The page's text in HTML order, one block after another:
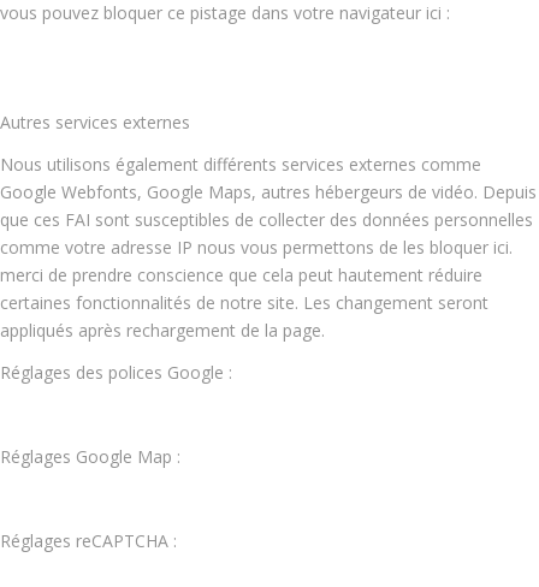
vous pouvez bloquer ce pistage dans votre navigateur ici :
Autres services externes
Nous utilisons également différents services externes comme
Google Webfonts, Google Maps, autres hébergeurs de vidéo. Depuis
que ces FAI sont susceptibles de collecter des données personnelles
comme votre adresse IP nous vous permettons de les bloquer ici.
merci de prendre conscience que cela peut hautement réduire
certaines fonctionnalités de notre site. Les changement seront
appliqués après rechargement de la page.
Réglages des polices Google :
Réglages Google Map :
Réglages reCAPTCHA :